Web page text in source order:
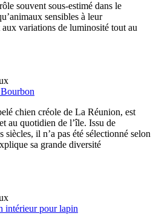
souvent sous-estimé dans le
sensibles à leur
variations de luminosité tout au
chien créole de La Réunion, est
au quotidien de l’île. Issu de
siècles, il n’a pas été sélectionné selon
sa grande diversité
intérieur pour lapin